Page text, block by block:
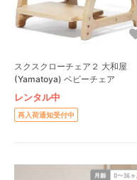
スクスクローチェア２ 大和屋
(Yamatoya) ベビーチェア
レンタル中
再入荷通知受付中